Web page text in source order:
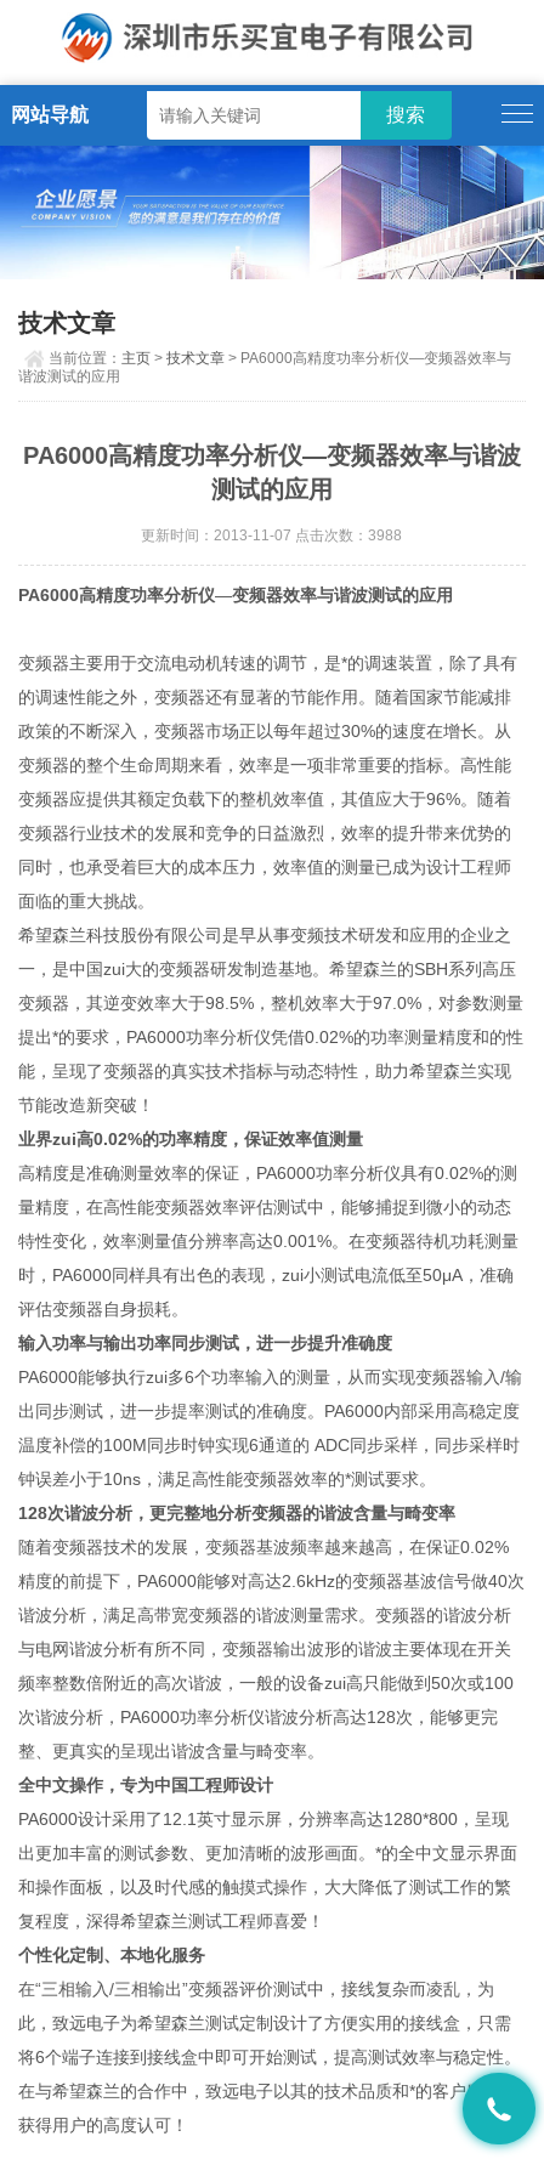
网站导航
技术文章
当前位置： 主页 >技术文章 > PA6000高精度功率分析仪—变频器效率与
谐波测试的应用
PA6000高精度功率分析仪—变频器效率与谐波
测试的应用
更新时间：2013-11-07 点击次数：3988
PA6000高精度功率分析仪—变频器效率与谐波测试的应用
变频器主要用于交流电动机转速的调节，是*的调速装置，除了具有
的调速性能之外，变频器还有显著的节能作用。随着国家节能减排
政策的不断深入，变频器市场正以每年超过30%的速度在增长。从
变频器的整个生命周期来看，效率是一项非常重要的指标。高性能
变频器应提供其额定负载下的整机效率值，其值应大于96%。随着
变频器行业技术的发展和竞争的日益激烈，效率的提升带来优势的
同时，也承受着巨大的成本压力，效率值的测量已成为设计工程师
面临的重大挑战。
希望森兰科技股份有限公司是早从事变频技术研发和应用的企业之
一，是中国zui大的变频器研发制造基地。希望森兰的SBH系列高压
变频器，其逆变效率大于98.5%，整机效率大于97.0%，对参数测量
提出*的要求，PA6000功率分析仪凭借0.02%的功率测量精度和的性
能，呈现了变频器的真实技术指标与动态特性，助力希望森兰实现
节能改造新突破！
业界zui高0.02%的功率精度，保证效率值测量
高精度是准确测量效率的保证，PA6000功率分析仪具有0.02%的测
量精度，在高性能变频器效率评估测试中，能够捕捉到微小的动态
特性变化，效率测量值分辨率高达0.001%。在变频器待机功耗测量
时，PA6000同样具有出色的表现，zui小测试电流低至50μA，准确
评估变频器自身损耗。
输入功率与输出功率同步测试，进一步提升准确度
PA6000能够执行zui多6个功率输入的测量，从而实现变频器输入/输
出同步测试，进一步提率测试的准确度。PA6000内部采用高稳定度
温度补偿的100M同步时钟实现6通道的 ADC同步采样，同步采样时
钟误差小于10ns，满足高性能变频器效率的*测试要求。
128次谐波分析，更完整地分析变频器的谐波含量与畸变率
随着变频器技术的发展，变频器基波频率越来越高，在保证0.02%
精度的前提下，PA6000能够对高达2.6kHz的变频器基波信号做40次
谐波分析，满足高带宽变频器的谐波测量需求。变频器的谐波分析
与电网谐波分析有所不同，变频器输出波形的谐波主要体现在开关
频率整数倍附近的高次谐波，一般的设备zui高只能做到50次或100
次谐波分析，PA6000功率分析仪谐波分析高达128次，能够更完
整、更真实的呈现出谐波含量与畸变率。
全中文操作，专为中国工程师设计
PA6000设计采用了12.1英寸显示屏，分辨率高达1280*800，呈现
出更加丰富的测试参数、更加清晰的波形画面。*的全中文显示界面
和操作面板，以及时代感的触摸式操作，大大降低了测试工作的繁
复程度，深得希望森兰测试工程师喜爱！
个性化定制、本地化服务
在“三相输入/三相输出”变频器评价测试中，接线复杂而凌乱，为
此，致远电子为希望森兰测试定制设计了方便实用的接线盒，只需
将6个端子连接到接线盒中即可开始测试，提高测试效率与稳定性。
在与希望森兰的合作中，致远电子以其的技术品质和*的客户服务，
获得用户的高度认可！